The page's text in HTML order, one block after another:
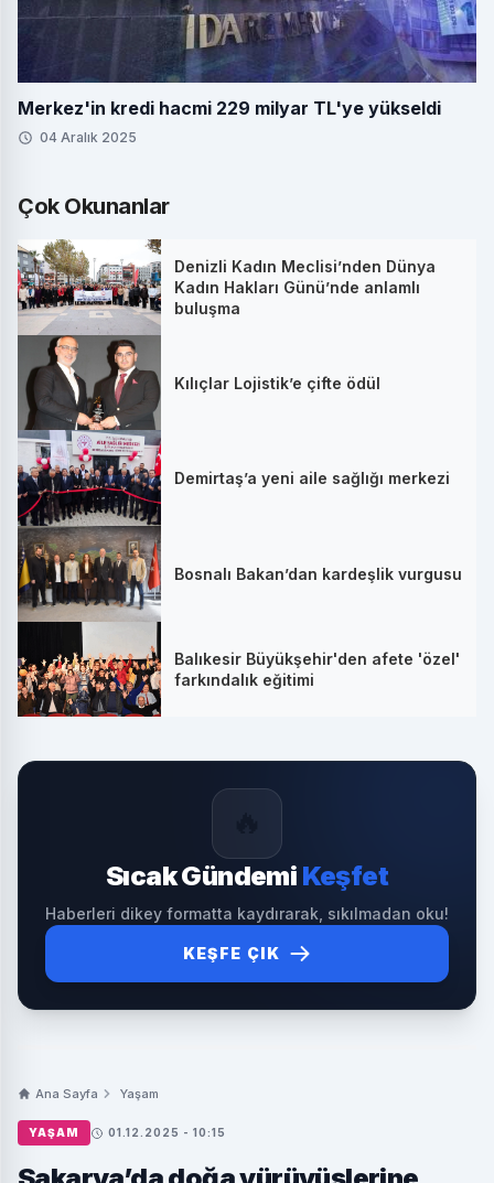
Merkez'in kredi hacmi 229 milyar TL'ye yükseldi
04 Aralık 2025
Çok Okunanlar
Denizli Kadın Meclisi’nden Dünya
Kadın Hakları Günü’nde anlamlı
buluşma
Kılıçlar Lojistik’e çifte ödül
Demirtaş’a yeni aile sağlığı merkezi
Bosnalı Bakan’dan kardeşlik vurgusu
Balıkesir Büyükşehir'den afete 'özel'
farkındalık eğitimi
Sıcak Gündemi Keşfet
Haberleri dikey formatta kaydırarak, sıkılmadan oku!
KEŞFE ÇIK
Ana Sayfa Yaşam
YAŞAM 01.12.2025 - 10:15